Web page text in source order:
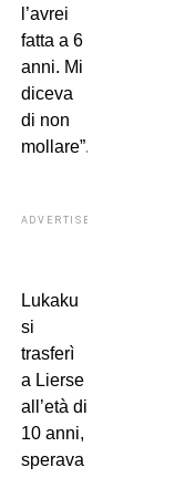
l’avrei
fatta a 6
anni. Mi
diceva
di non
mollare”.
ADVERTISEMENT
Lukaku
si
trasferì
a Lierse
all’età di
10 anni,
sperava